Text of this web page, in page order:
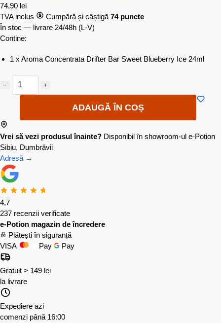
74,90 lei
TVA inclus
Cumpără și câștigă 74 puncte
În stoc — livrare 24/48h (L-V)
Contine:
1 x Aroma Concentrata Drifter Bar Sweet Blueberry Ice 24ml
− +
ADAUGĂ ÎN COȘ
Vrei să vezi produsul înainte? Disponibil în showroom-ul e-Potion
Sibiu, Dumbrăvii
Adresă →
4,7
237 recenzii verificate
e-Potion magazin de încredere
Plătești în siguranță
VISA
Pay Pay
Gratuit > 149 lei
la livrare
Expediere azi
comenzi până 16:00